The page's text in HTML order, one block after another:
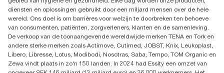
Berkenlaan 8B
1831 MACHELEN
diensten en oplossingen gebruikt door een miljard mensen over de hele
wereld. Ons doel is om barrières voor welzijn te doorbreken ten behoeve
van consumenten, patiënten, zorgverleners, klanten en de samenleving.
De verkoop van de toonaangevende wereldwijde merken TENA en Tork en
andere sterke merken zoals Actimove, Cutimed, JOBST, Knix, Leukoplast,
Libero, Libresse, Lotus, Modibodi, Nosotras, Saba, Tempo, TOM Organic en
Zewa vindt plaats in zo'n 150 landen. In 2024 had Essity een omzet van